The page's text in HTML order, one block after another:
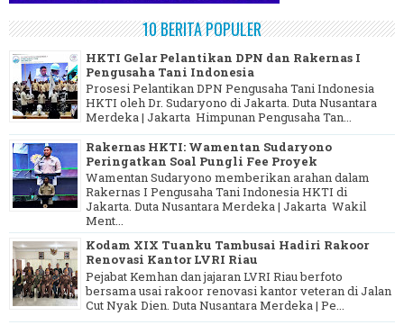
10 BERITA POPULER
HKTI Gelar Pelantikan DPN dan Rakernas I
Pengusaha Tani Indonesia
Prosesi Pelantikan DPN Pengusaha Tani Indonesia
HKTI oleh Dr. Sudaryono di Jakarta. Duta Nusantara
Merdeka | Jakarta Himpunan Pengusaha Tan...
Rakernas HKTI: Wamentan Sudaryono
Peringatkan Soal Pungli Fee Proyek
Wamentan Sudaryono memberikan arahan dalam
Rakernas I Pengusaha Tani Indonesia HKTI di
Jakarta. Duta Nusantara Merdeka | Jakarta Wakil
Ment...
Kodam XIX Tuanku Tambusai Hadiri Rakoor
Renovasi Kantor LVRI Riau
Pejabat Kemhan dan jajaran LVRI Riau berfoto
bersama usai rakoor renovasi kantor veteran di Jalan
Cut Nyak Dien. Duta Nusantara Merdeka | Pe...